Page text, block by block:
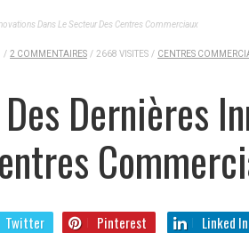
Dans Le Secteur Des Centres Commerciaux
/ 2 COMMENTAIRES / 2668 VISITES / CENTRES
Dernières
Twitter Pinterest Linked In